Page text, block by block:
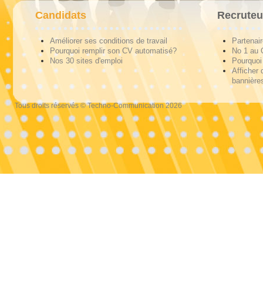
Candidats
Améliorer ses conditions de travail
Pourquoi remplir son CV automatisé?
Nos 30 sites d'emploi
No 1 au
Afficher
Tous droits réservés © Techno-Communication 2026